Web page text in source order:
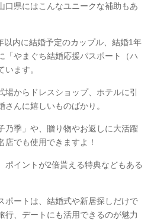
口県にはこんなユニークな補助もあ
以内に結婚予定のカップル、結婚1年
「やまぐち結婚応援パスポート（ハ
ます。
からドレスショップ、ホテルに引
んに嬉しいものばかり。
乃季」や、贈り物やお返しに大活躍
でも使用できますよ！
ポイントが2倍貰える特典などもある
ポートは、結婚式や新居探しだけで
行、デートにも活用できるのが魅力